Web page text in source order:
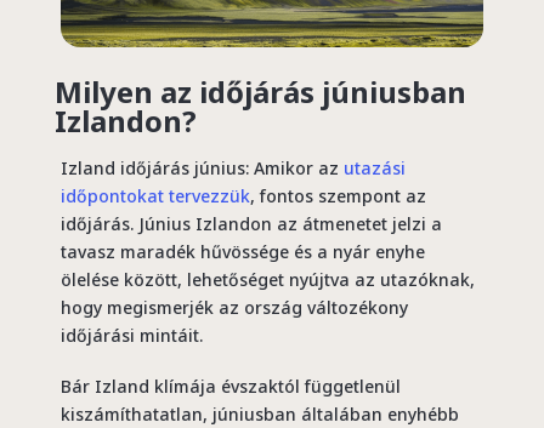
Milyen az időjárás júniusban
Izlandon?
Izland időjárás június: Amikor az utazási
időpontokat tervezzük, fontos szempont az
időjárás. Június Izlandon az átmenetet jelzi a
tavasz maradék hűvössége és a nyár enyhe
ölelése között, lehetőséget nyújtva az utazóknak,
hogy megismerjék az ország változékony
időjárási mintáit.
Bár Izland klímája évszaktól függetlenül
kiszámíthatatlan, júniusban általában enyhébb